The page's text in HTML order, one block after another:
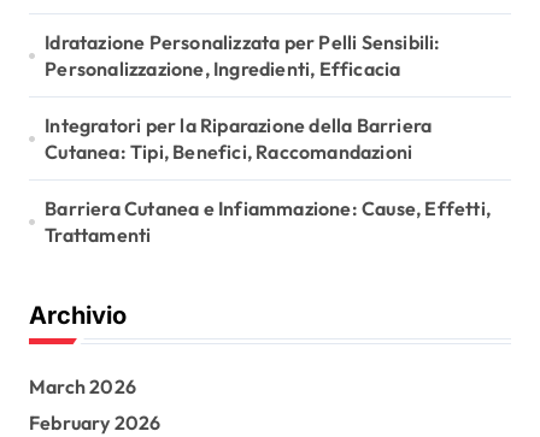
Idratazione Personalizzata per Pelli Sensibili:
Personalizzazione, Ingredienti, Efficacia
Integratori per la Riparazione della Barriera
Cutanea: Tipi, Benefici, Raccomandazioni
Barriera Cutanea e Infiammazione: Cause, Effetti,
Trattamenti
Archivio
March 2026
February 2026